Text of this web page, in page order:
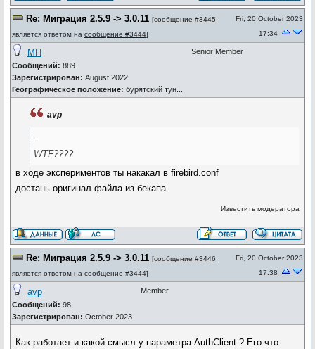
Re: Миграция 2.5.9 -> 3.0.11 [сообщение #3445
является ответом на сообщение #3444]
Fri, 20 October 2023
17:34
МП
Сообщений: 889
Зарегистрирован: August 2022
Географическое положение: бурятский тун...
Senior Member
avp
.
WTF????
в ходе экспериментов ты накакал в firebird.conf
достань оригинал файла из бекапа.
Известить модератора
Re: Миграция 2.5.9 -> 3.0.11 [сообщение #3446
является ответом на сообщение #3444]
Fri, 20 October 2023
17:38
avp
Сообщений: 98
Зарегистрирован: October 2023
Member
Как работает и какой смысл у параметра AuthClient ? Его что